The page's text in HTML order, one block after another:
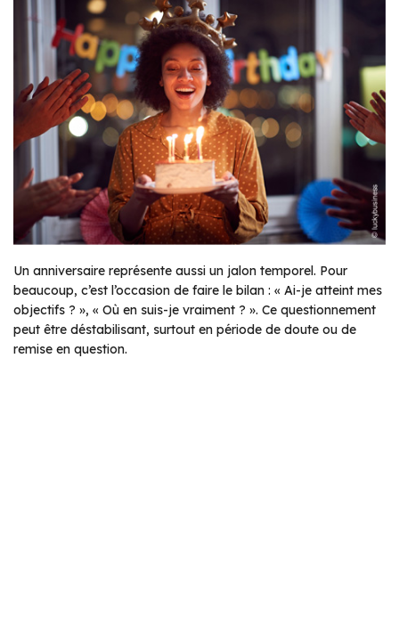
Un anniversaire représente aussi un jalon temporel. Pour
beaucoup, c’est l’occasion de faire le bilan : « Ai-je atteint mes
objectifs ? », « Où en suis-je vraiment ? ». Ce questionnement
peut être déstabilisant, surtout en période de doute ou de
remise en question.